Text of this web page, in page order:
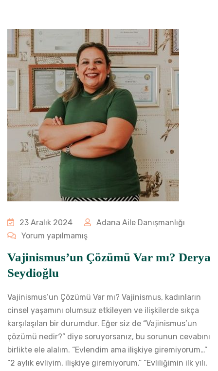
23 Aralık 2024
Adana Aile Danışmanlığı
Yorum yapılmamış
Vajinismus’un Çözümü Var mı? Derya
Seydioğlu
Vajinismus’un Çözümü Var mı? Vajinismus, kadınların
cinsel yaşamını olumsuz etkileyen ve ilişkilerde sıkça
karşılaşılan bir durumdur. Eğer siz de “Vajinismus’un
çözümü nedir?” diye soruyorsanız, bu sorunun cevabını
birlikte ele alalım. “Evlendim ama ilişkiye giremiyorum…”
“2 aylık evliyim, ilişkiye giremiyorum.” “Evliliğimin ilk yılı,